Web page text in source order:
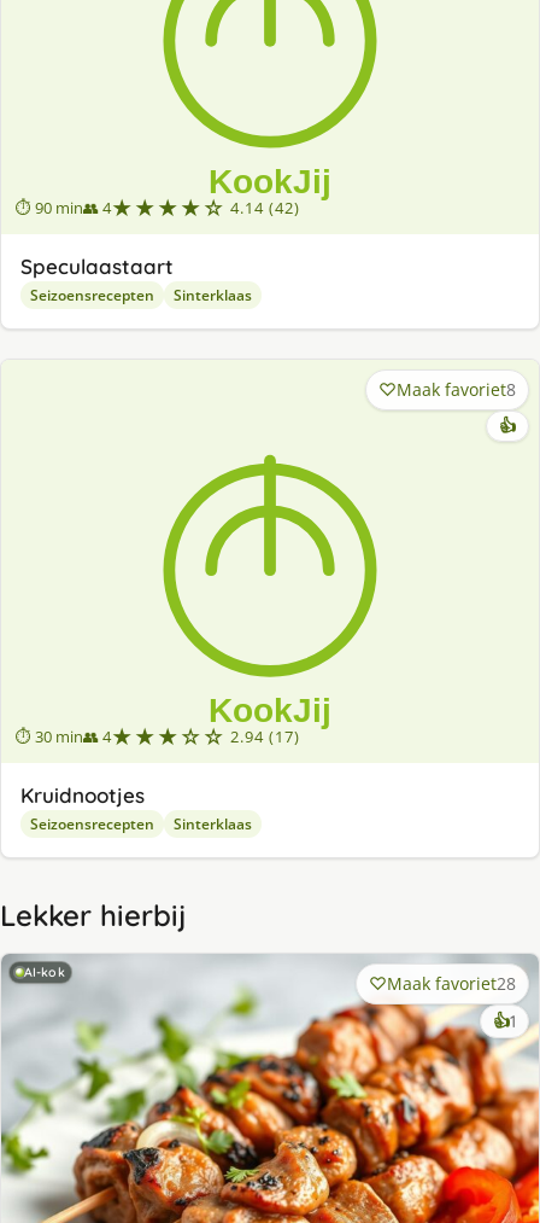
⏱ 90 min👥 4★★★★☆ 4.14 (42)
Speculaastaart
Seizoensrecepten Sinterklaas
⏱ 30 min👥 4★★★☆☆ 2.94 (17)
Maak favoriet8
👍
Kruidnootjes
Seizoensrecepten Sinterklaas
Lekker hierbij
AI-kok Maak favoriet28
👍1